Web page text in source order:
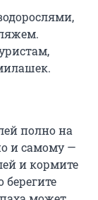
полно на
и самому —
и кормите